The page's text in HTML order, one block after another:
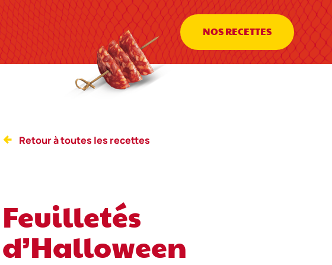
NOS RECETTES
Retour à toutes les recettes
Feuilletés
d’Halloween